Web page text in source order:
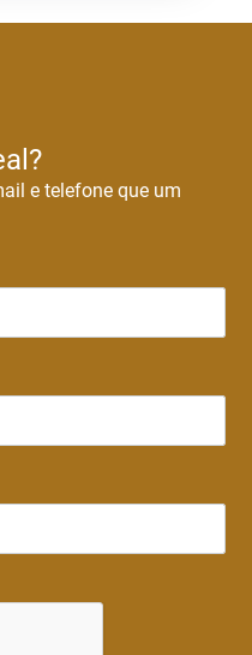
e telefone que um